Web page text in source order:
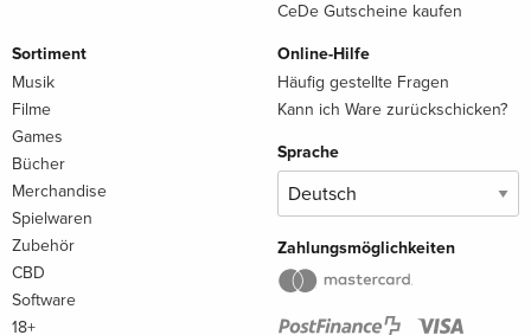
CeDe Gutscheine kaufen
Sortiment
Musik
Filme
Games
Bücher
Merchandise
Spielwaren
Zubehör
CBD
Software
18+
Online-Hilfe
Häufig gestellte Fragen
Kann ich Ware zurückschicken?
Sprache
Zahlungsmöglichkeiten